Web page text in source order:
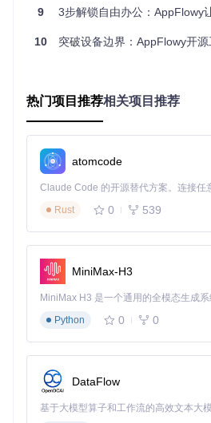
keting"）
建
效果验证：团队成员只能访问授权空
员可随时调整权限。
多设备无缝协作：随时随地访问最新
用户场景
缝切换工作，确保资料实时同步。
解决方案：利用AppFlowy的跨平台同
据自动更新。
实施步骤
在所有设备安装AppFlowy并登录
在设置中启用「自动同步」功能
编辑任一设备上的内容，其他设
AppFlowy移动端空间管理界面：支
效果验证
：在手机上创建的待办事项
改内容实时同步，无延迟。
9 3步解锁自由办公：AppFlowy让你
10 突破设备边界：AppFlowy开源工作
热门项目推荐相关项目推荐
atomcode
Rust
0 539
MiniMax-H3
Python
0 0
DataFlow
基于大模型算子和工作流的高效文本大